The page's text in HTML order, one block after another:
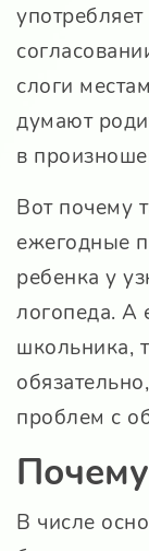
слоги
думают
в
Вот почему
ежегодные
ребенка у
логопеда. А
школьника,
проблем с
В числе